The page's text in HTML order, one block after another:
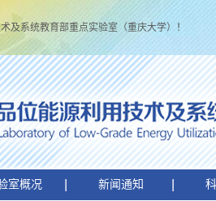
及系统教育部重点实验室（重庆大学）！
室概况 新闻通知